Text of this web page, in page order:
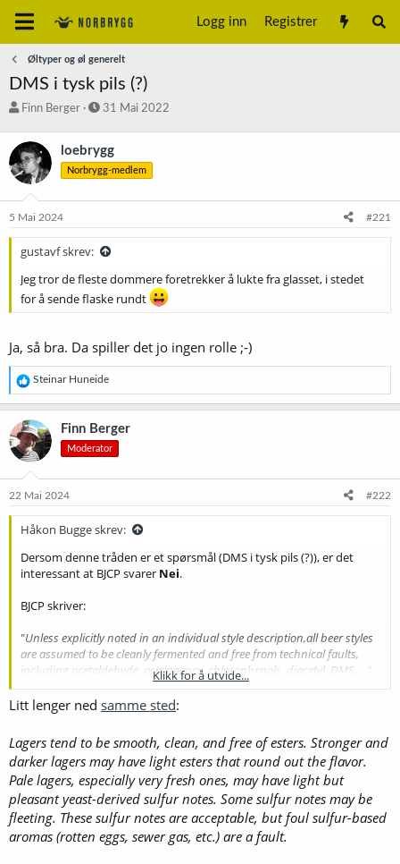
Logg inn Registrer
Øltyper og øl generelt
DMS i tysk pils (?)
T
å
d
s
a
r
t
e
Finn Berger
S
r
t
a
o
31 Mai 2022
loebrygg
Norbrygg-medlem
5 Mai 2024 #221
gustavf skrev:
Jeg tror de fleste dommere foretrekker å lukte fra glasset, i stedet
for å sende flaske rundt
Ja, så bra. Da spiller det jo ingen rolle ;-)
R
e
a
k
s
j
o
e
Steinar Huneide
Finn Berger
Moderator
22 Mai 2024 #222
Håkon Bugge skrev:
Dersom denne tråden er et spørsmål (DMS i tysk pils (?)), er det
interessant at BJCP svarer Nei.
BJCP skriver:
"Unless explicitly noted in an individual style description,all beer styles
are assumed to be cleanly fermented and free from technical faults,
including acetaldehyde, astringency, chlorophenols, diacetyl, DMS, ... "
og i klasse 5.D German Pils, erikke
Jeg finner det underlig at vår definisjon av Tysk Pils ("Svak til kraftig
DMS") avviker såpass mye fra BJCP sin definisjon.
Klikk for å utvide...
Litt lenger ned samme sted:
Lagers tend to be smooth, clean, and free of esters. Stronger and
darker lagers may have light esters that round out the flavor.
Pale lagers, especially very fresh ones, may have light but
pleasant yeast-derived sulfur notes. Some sulfur notes may be
fleeting. These sulfur notes are acceptable, but foul sulfur-based
aromas (rotten eggs, sewer gas, etc.) are a fault.